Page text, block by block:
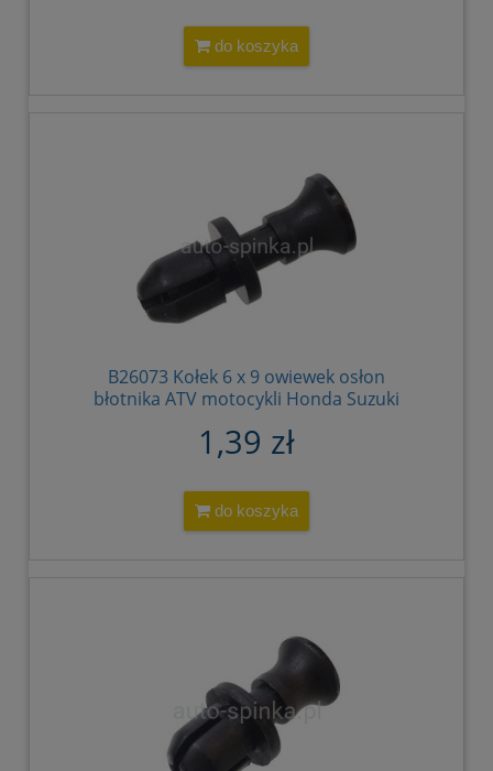
do koszyka
B26073 Kołek 6 x 9 owiewek osłon
błotnika ATV motocykli Honda Suzuki
1,39 zł
do koszyka